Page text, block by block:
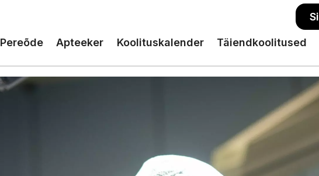
Pereõde Apteeker Koolituskalender Täiendkoolitused